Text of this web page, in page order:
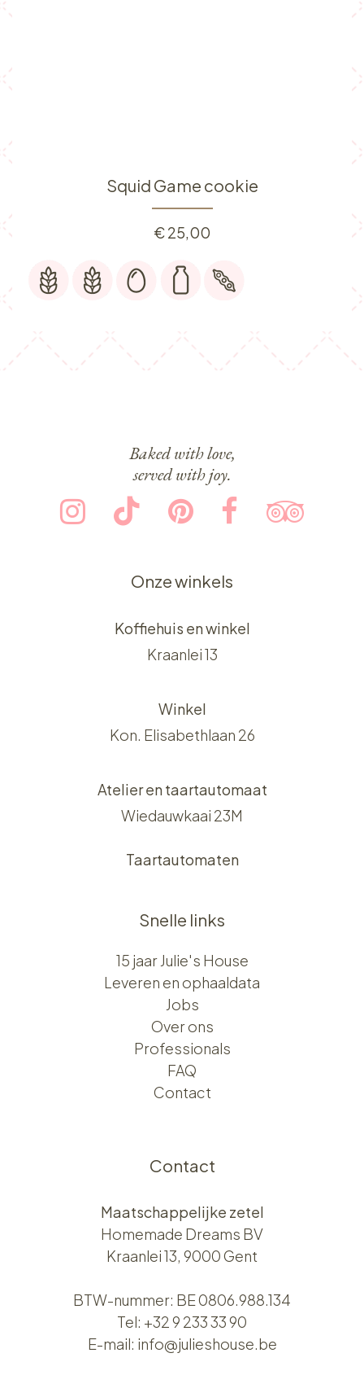
Squid Game cookie
€25,00
Baked with love,
served with joy.
Onze winkels
Koffiehuis en winkel
Kraanlei 13
Winkel
Kon. Elisabethlaan 26
Atelier en taartautomaat
Wiedauwkaai 23M
Taartautomaten
Snelle links
15 jaar Julie's House
Leveren en ophaaldata
Jobs
Over ons​​
Professionals
FAQ
Contact
Contact
Maatschappelijke zetel
Homemade Dreams BV
Kraanlei 13, 9000 Gent
BTW-nummer: BE 0806.988.134
Tel: +32 9 233 33 90
E-mail: info@julieshouse.be